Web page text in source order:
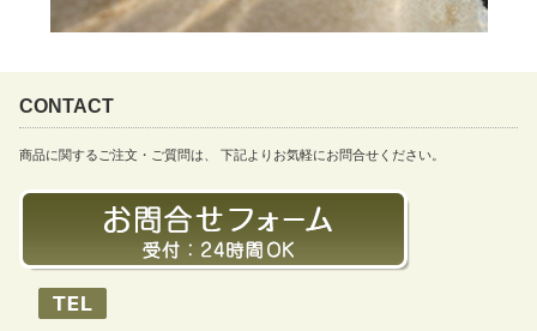
CONTACT
商品に関するご注文・ご質問は、 下記よりお気軽にお問合せください。